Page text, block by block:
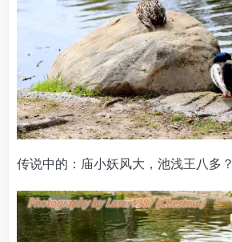
传说中的：庙小妖风大，池浅王八多？